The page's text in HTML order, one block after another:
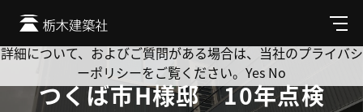
メ
ニ
ュ
つくば市H様邸 10年点検
Cookie を使用して、お客様の活動を追跡してもよろしいです
か? 当社ではお客様のプライバシーを極めて重視しています。
詳細について、およびご質問がある場合は、当社のプライバシ
ーポリシーをご覧ください。 Yes No